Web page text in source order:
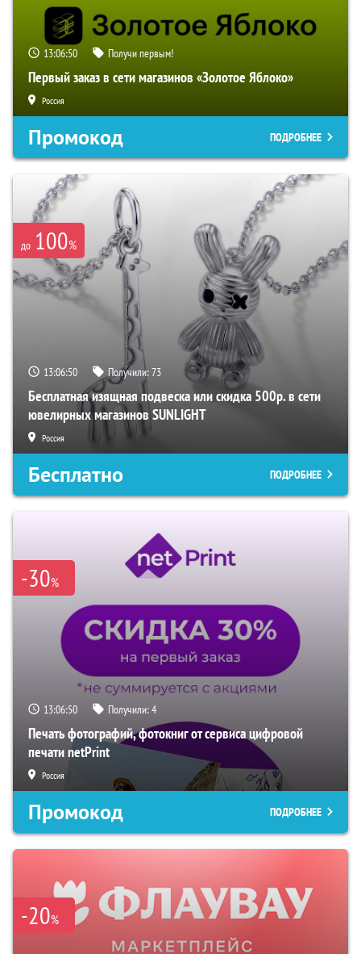
13:06:49 Получи первым!
Первый заказ в сети магазинов «Золотое Яблоко»
Россия
Промокод ПОДРОБНЕЕ
до 100%
13:06:49 Получили:73
Бесплатная изящная подвеска или скидка 500р. в сети
ювелирных магазинов SUNLIGHT
Россия
Бесплатно ПОДРОБНЕЕ
-30%
13:06:49 Получили:4
Печать фотографий, фотокниг от сервиса цифровой
печати netPrint
Россия
Промокод ПОДРОБНЕЕ
-20%